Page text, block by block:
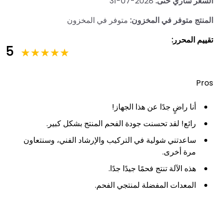
المنتج متوفر في المخزون: متوفر في المخزون
تقييم المحرر:
5
Pros
أنا راضٍ جدًا عن هذا الجهاز!
رائع! لقد تحسنت جودة الفحم المنتج بشكل كبير.
ساعدتني شولية في التركيب والإرشاد الفني، وسنتعاون
مرة أخرى.
هذه الآلة تنتج فحمًا جيدًا جدًا.
المعدات المفضلة لمنتجي الفحم.